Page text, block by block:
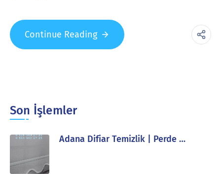
Continue Reading
Son İşlemler
Adana Difiar Temizlik | Perde …